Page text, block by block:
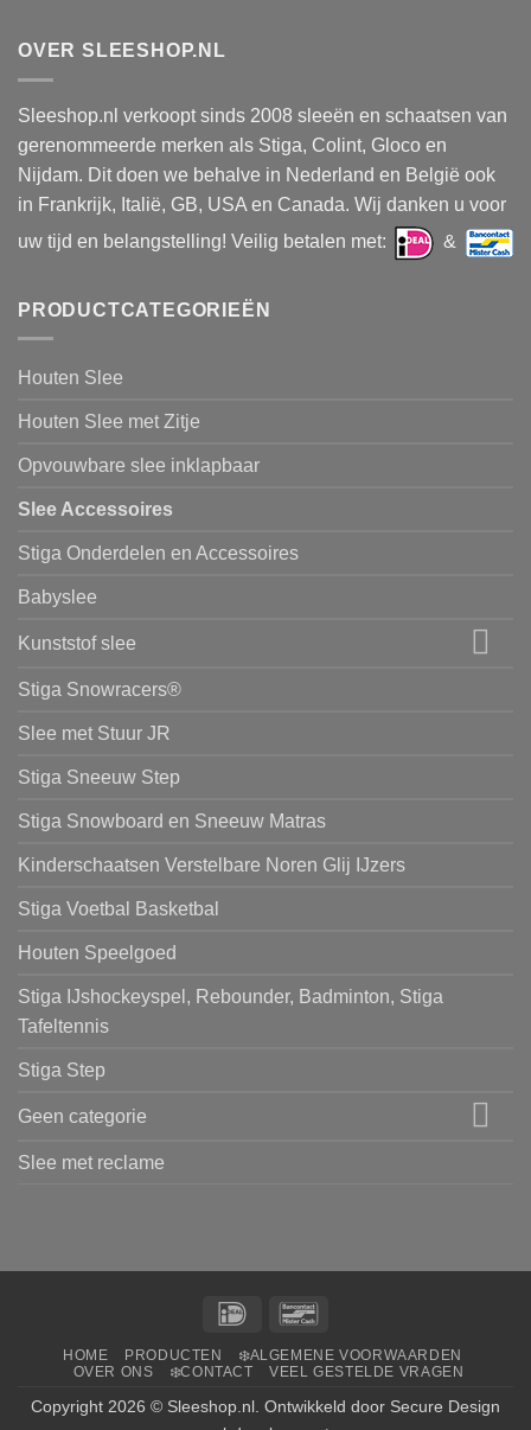
OVER SLEESHOP.NL
Sleeshop.nl verkoopt sinds 2008 sleeën en schaatsen van
gerenommeerde merken als Stiga, Colint, Gloco en
Nijdam. Dit doen we behalve in Nederland en België ook
in Frankrijk, Italië, GB, USA en Canada. Wij danken u voor
uw tijd en belangstelling! Veilig betalen met:
&
PRODUCTCATEGORIEËN
Houten Slee
Houten Slee met Zitje
Opvouwbare slee inklapbaar
Slee Accessoires
Stiga Onderdelen en Accessoires
Babyslee
Kunststof slee
Stiga Snowracers®
Slee met Stuur JR
Stiga Sneeuw Step
Stiga Snowboard en Sneeuw Matras
Kinderschaatsen Verstelbare Noren Glij IJzers
Stiga Voetbal Basketbal
Houten Speelgoed
Stiga IJshockeyspel, Rebounder, Badminton, Stiga
Tafeltennis
Stiga Step
Geen categorie
Slee met reclame
IDeal
HOME PRODUCTEN
❄️ALGEMENE VOORWAARDEN
OVER ONS
❄️CONTACT VEEL GESTELDE VRAGEN
Copyright 2026 © Sleeshop.nl . Ontwikkeld door Secure Design